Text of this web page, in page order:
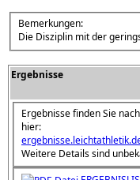
Bemerkungen:
Die Disziplin mit der
Ergebnisse
Ergebnisse finden Sie
hier:
Weitere Details sind